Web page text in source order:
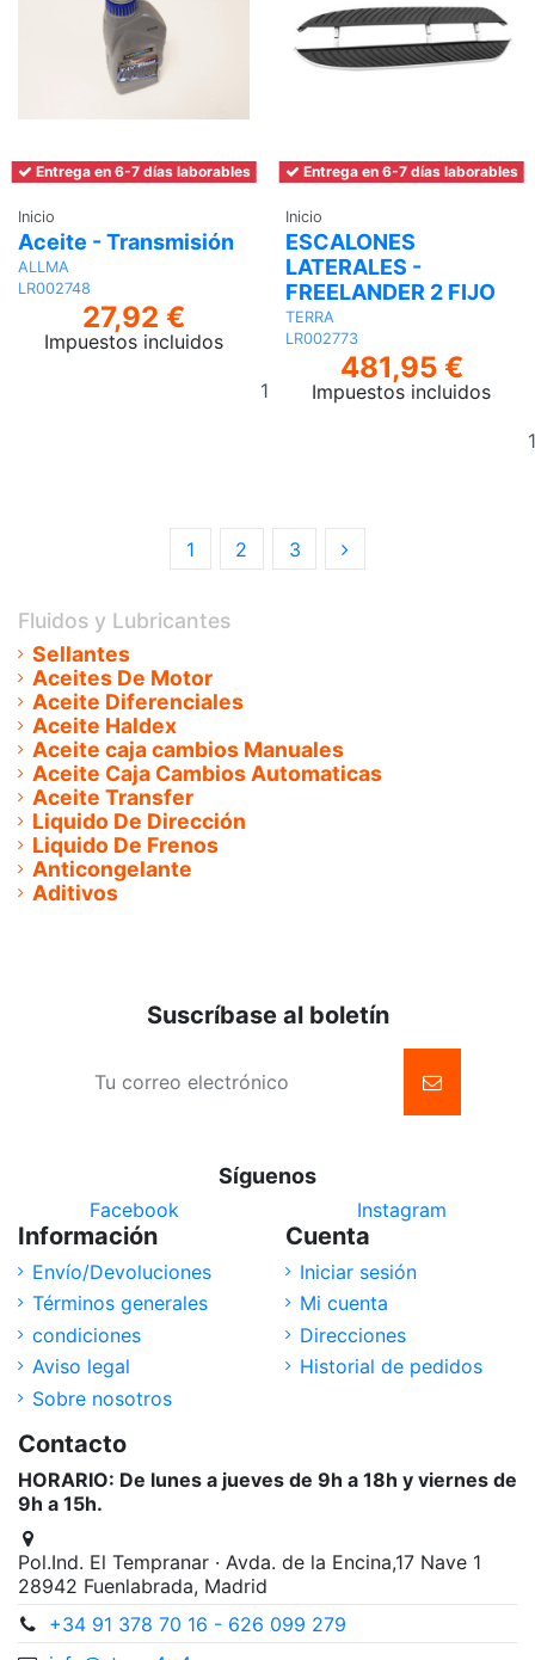
Entrega en 6-7 días laborables
Inicio
Aceite - Transmisión
ALLMA
LR002748
27,92 €
Impuestos incluidos
Añadir
al
Entrega en 6-7 días laborables
Inicio
ESCALONES
LATERALES -
FREELANDER 2 FIJO
TERRA
LR002773
481,95 €
Impuestos incluidos
1 2 3
Fluidos y Lubricantes
Sellantes
Aceites De Motor
Aceite Diferenciales
Aceite Haldex
Aceite caja cambios Manuales
Aceite Caja Cambios Automaticas
Aceite Transfer
Liquido De Dirección
Liquido De Frenos
Anticongelante
Aditivos
Suscríbase al boletín
Síguenos
Facebook Instagram
Información
Envío/Devoluciones
Términos generales
condiciones
Aviso legal
Sobre nosotros
Cuenta
Iniciar sesión
Mi cuenta
Direcciones
Historial de pedidos
Contacto
HORARIO: De lunes a jueves de 9h a 18h y viernes de
9h a 15h.
Pol.Ind. El Tempranar · Avda. de la Encina,17 Nave 1
28942 Fuenlabrada, Madrid
+34 91 378 70 16 - 626 099 279